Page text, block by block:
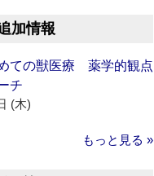
加情報
めての獣医療 薬学的観点
チ
(木)
もっと見る »